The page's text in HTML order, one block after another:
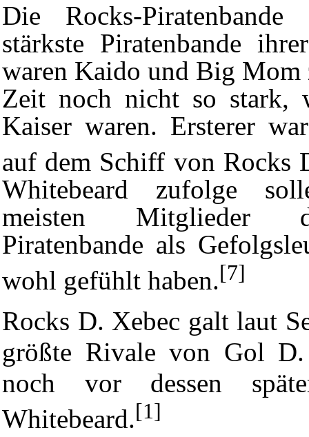
Die Rocks-
stärkste Piratenbande
waren Kaido und Big Mom
Zeit noch nicht so stark,
Kaiser waren. Ersterer
auf dem Schiff von Rocks
Whitebeard zufolge
meisten Mitglieder
Piratenbande als
wohl gefühlt haben.[7]
Rocks D. Xebec galt laut
größte Rivale von Gol D.
noch vor dessen
Whitebeard.[1]